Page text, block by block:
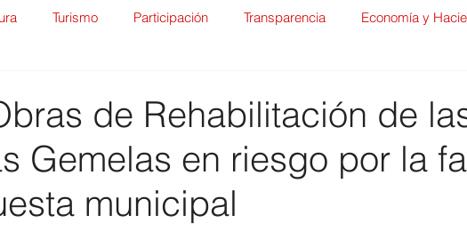
Turismo Participación Transparencia Economía y
Educación Sanidad Patrimonio POLÍTICA
de Rehabilitación de
Gemelas en riesgo por la
municipal